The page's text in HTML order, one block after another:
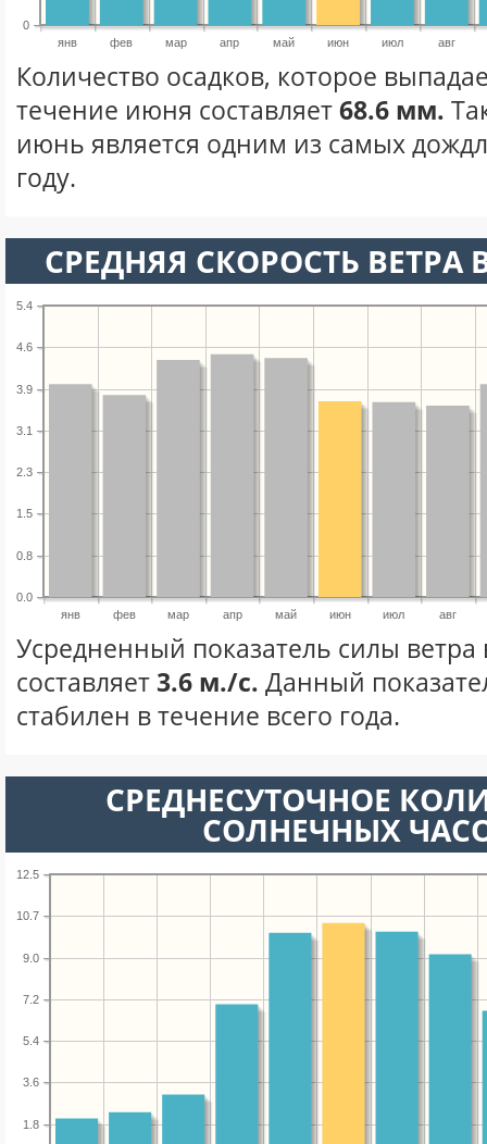
янв фев мар апр май июн июл авг
0
Количество осадков, которое
течение июня составляет68.6 мм.
июнь является одним из самых
году.
СРЕДНЯЯ СКОРОСТЬ
янв фев мар апр май июн июл авг
0.0
0.8
1.5
2.3
3.1
3.9
4.6
5.4
Усредненный показатель силы
составляет3.6 м./с. Данный
стабилен в течение всего года.
СРЕДНЕСУТОЧНОЕ
СОЛНЕЧНЫХ
1.8
3.6
5.4
7.2
9.0
10.7
12.5